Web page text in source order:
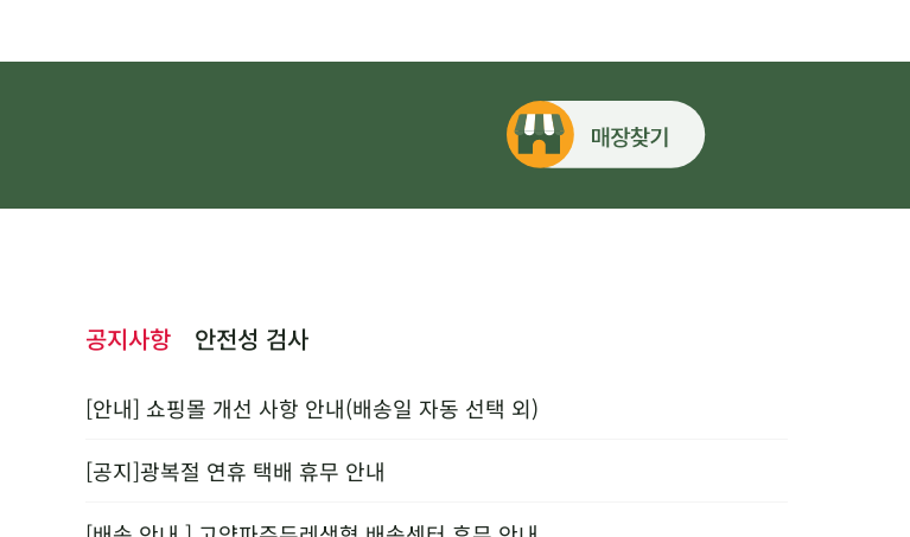
공지사항 안전성 검사
[안내] 쇼핑몰 개선 사항 안내(배송일 자동 선택 외)
[공지]광복절 연휴 택배 휴무 안내